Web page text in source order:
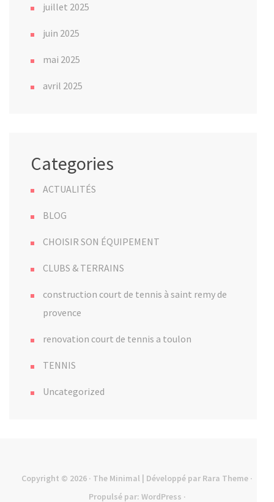
juillet 2025
juin 2025
mai 2025
avril 2025
Categories
ACTUALITÉS
BLOG
CHOISIR SON ÉQUIPEMENT
CLUBS & TERRAINS
construction court de tennis à saint remy de
provence
renovation court de tennis a toulon
TENNIS
Uncategorized
Copyright © 2026 · The Minimal | Développé par Rara Theme ·
Propulsé par: WordPress ·